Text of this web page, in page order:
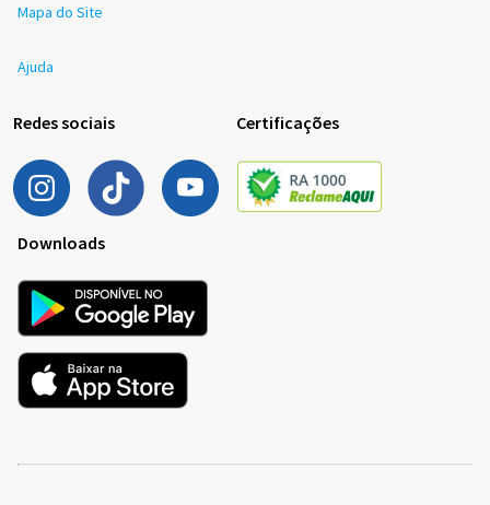
Mapa do Site
Ajuda
Redes sociais Certificações
Downloads